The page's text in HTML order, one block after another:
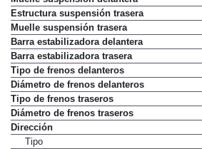
Estructura suspensión trasera
Muelle suspensión trasera
Barra estabilizadora delantera
Barra estabilizadora trasera
Tipo de frenos delanteros
Diámetro de frenos delanteros
Tipo de frenos traseros
Diámetro de frenos traseros
Dirección
Tipo